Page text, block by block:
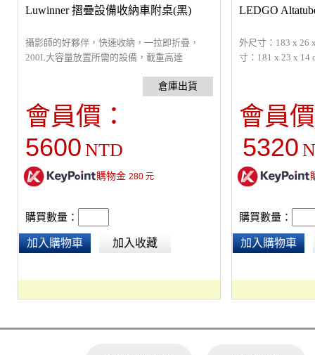
Luwinner 摺疊設備收納車附桌(黑)
攝影師的好夥伴，快速收納，一拉即折疊，
200L大容量放置所需的設備，載重高達
會員價：
5600 NTD
購物金 280元
購買數量：
加入購物車 加入收藏
LEDGO
外尺寸：183 x 26
寸：181 x 23 x 14
件。
會員
5320
購買數量：
加入購物車